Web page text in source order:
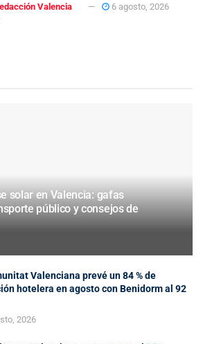
Valencia 6 agosto, 2026
solar en Valencia: gafas
público y consejos de
Valenciana prevé un 84 % de
hotelera en agosto con Benidorm al 92
2026